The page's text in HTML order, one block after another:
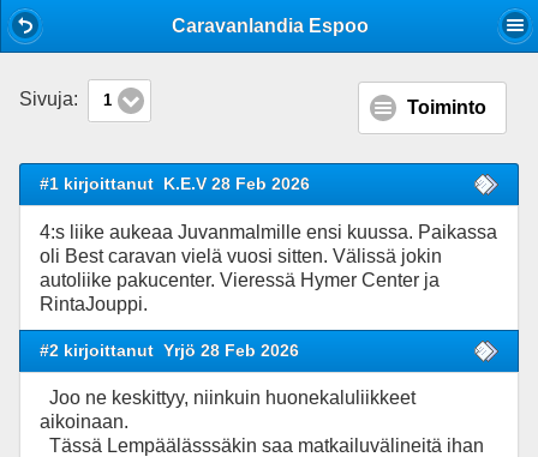
Caravanlandia Espoo
Sivuja: 1 Toiminto
#1 kirjoittanut K.E.V 28 Feb 2026
4:s liike aukeaa Juvanmalmille ensi kuussa. Paikassa
oli Best caravan vielä vuosi sitten. Välissä jokin
autoliike pakucenter. Vieressä Hymer Center ja
RintaJouppi.
#2 kirjoittanut Yrjö 28 Feb 2026
Joo ne keskittyy, niinkuin huonekaluliikkeet
aikoinaan.
Tässä Lempäälässsäkin saa matkailuvälineitä ihan